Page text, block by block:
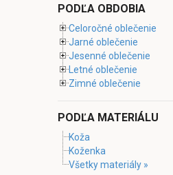
PODĽA OBDOBIA
Celoročné oblečenie
Jarné oblečenie
Jesenné oblečenie
Letné oblečenie
Zimné oblečenie
PODĽA MATERIÁLU
Koža
Koženka
Všetky materiály »